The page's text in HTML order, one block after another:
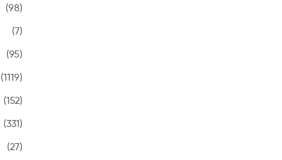
(98)
(7)
(95)
(1119)
(152)
(331)
(27)